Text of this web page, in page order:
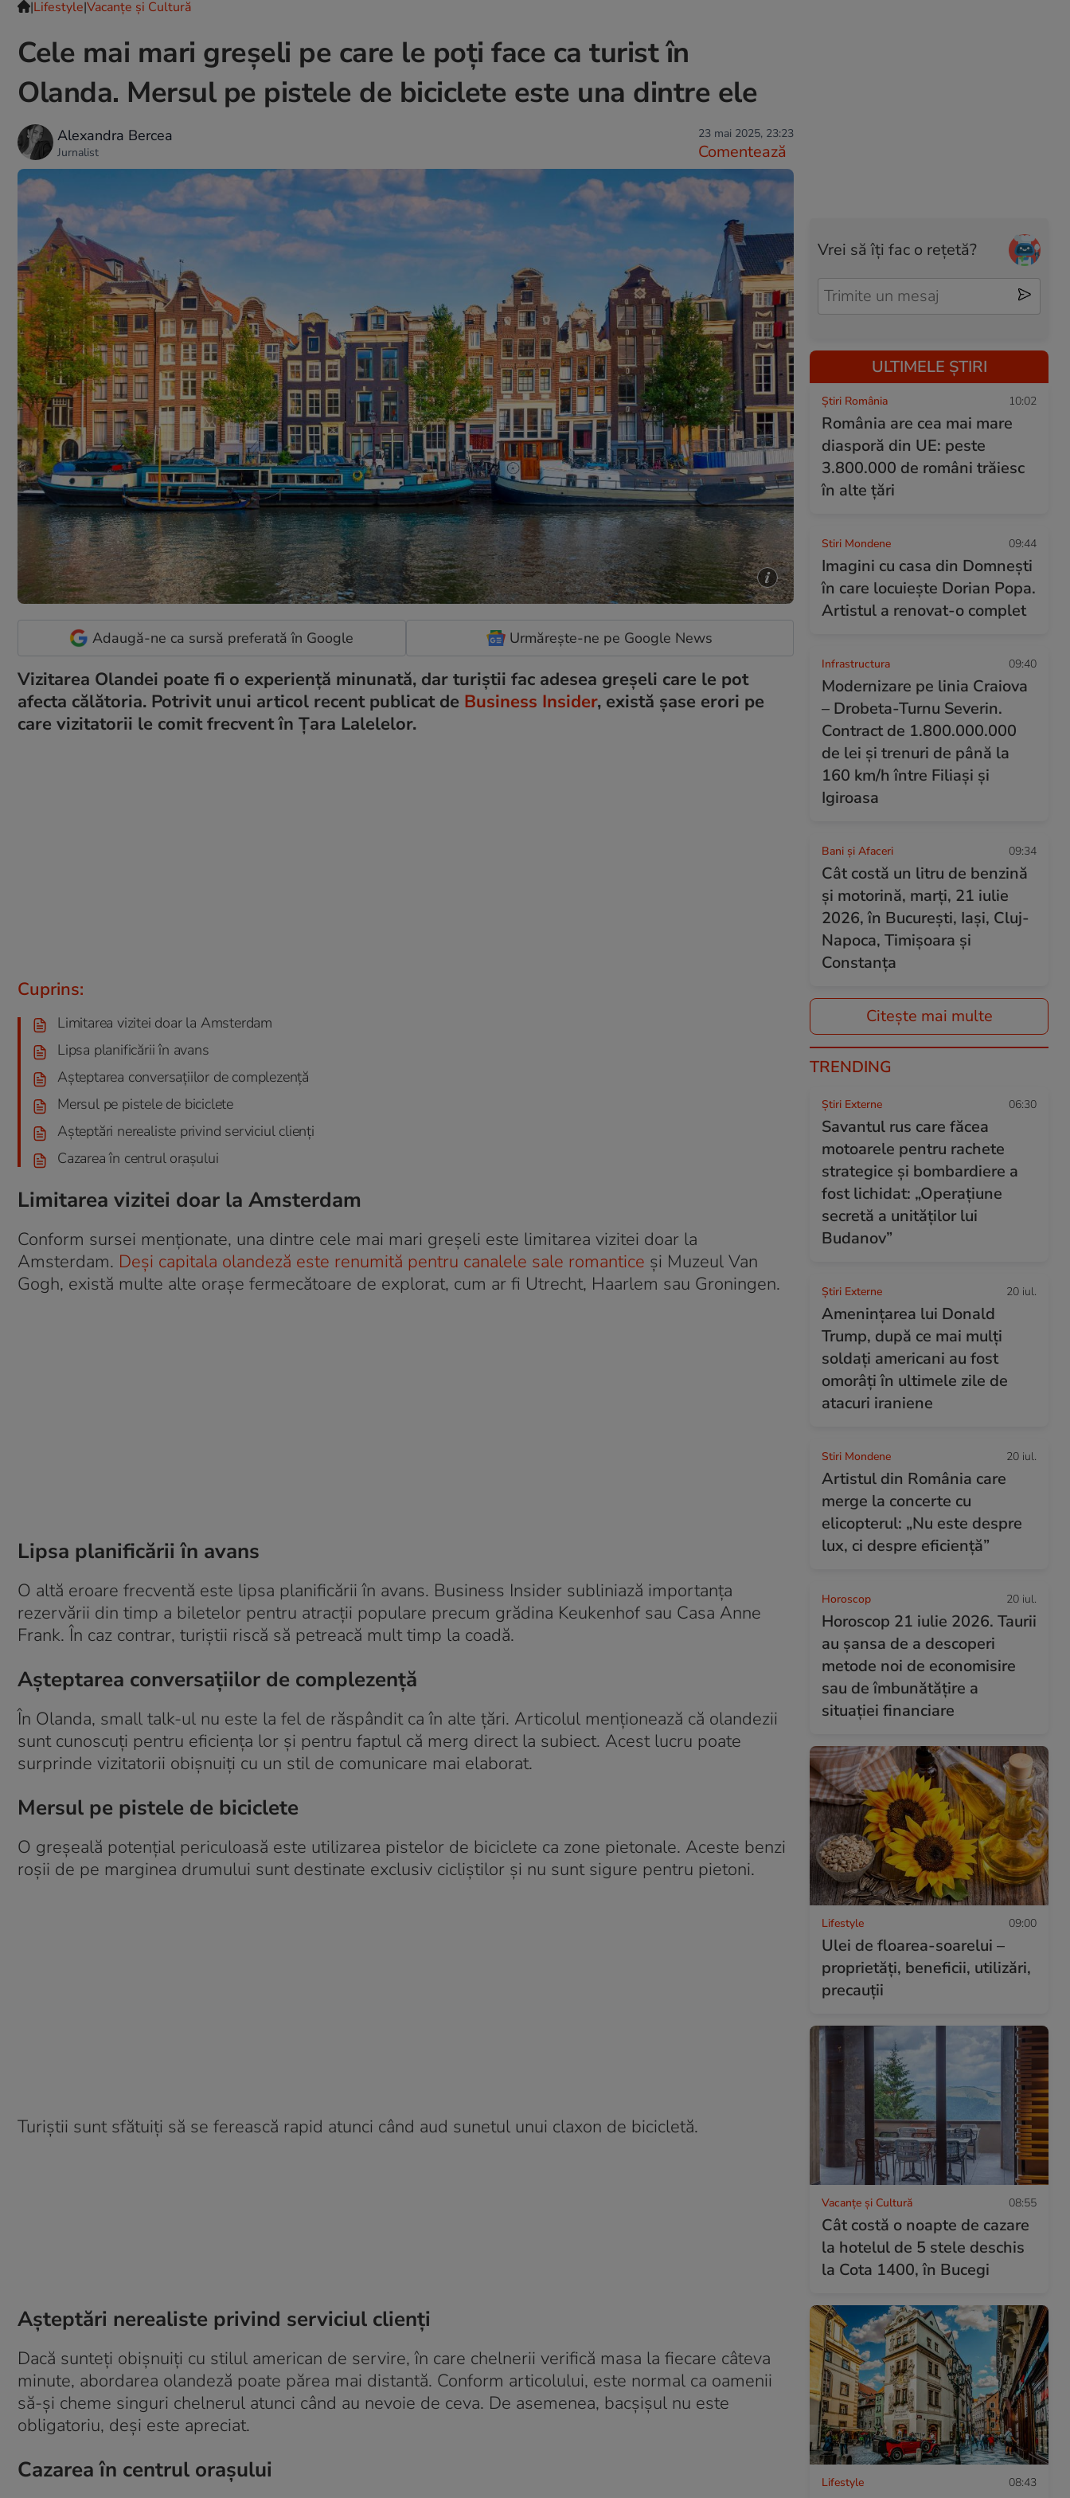
|Lifestyle|Vacanțe și Cultură
Cele mai mari greșeli pe care le poți face ca turist în
Olanda. Mersul pe pistele de biciclete este una dintre ele
Alexandra Bercea
Jurnalist
23 mai 2025, 23:23
Comentează
Adaugă-ne ca sursă preferată în Google Urmărește-ne pe Google News
Vizitarea Olandei poate fi o experiență minunată, dar turiștii fac adesea greșeli care le pot
afecta călătoria. Potrivit unui articol recent publicat de Business Insider, există șase erori pe
care vizitatorii le comit frecvent în Țara Lalelelor.
Cuprins:
Limitarea vizitei doar la Amsterdam
Lipsa planificării în avans
Așteptarea conversațiilor de complezență
Mersul pe pistele de biciclete
Așteptări nerealiste privind serviciul clienți
Cazarea în centrul orașului
Limitarea vizitei doar la Amsterdam
Conform sursei menționate, una dintre cele mai mari greșeli este limitarea vizitei doar la
Amsterdam. Deși capitala olandeză este renumită pentru canalele sale romantice și Muzeul Van
Gogh, există multe alte orașe fermecătoare de explorat, cum ar fi Utrecht, Haarlem sau Groningen.
Lipsa planificării în avans
O altă eroare frecventă este lipsa planificării în avans. Business Insider subliniază importanța
rezervării din timp a biletelor pentru atracții populare precum grădina Keukenhof sau Casa Anne
Frank. În caz contrar, turiștii riscă să petreacă mult timp la coadă.
Așteptarea conversațiilor de complezență
În Olanda, small talk-ul nu este la fel de răspândit ca în alte țări. Articolul menționează că olandezii
sunt cunoscuți pentru eficiența lor și pentru faptul că merg direct la subiect. Acest lucru poate
surprinde vizitatorii obișnuiți cu un stil de comunicare mai elaborat.
Mersul pe pistele de biciclete
O greșeală potențial periculoasă este utilizarea pistelor de biciclete ca zone pietonale. Aceste benzi
roșii de pe marginea drumului sunt destinate exclusiv cicliștilor și nu sunt sigure pentru pietoni.
Turiștii sunt sfătuiți să se ferească rapid atunci când aud sunetul unui claxon de bicicletă.
Așteptări nerealiste privind serviciul clienți
Dacă sunteți obișnuiți cu stilul american de servire, în care chelnerii verifică masa la fiecare câteva
minute, abordarea olandeză poate părea mai distantă. Conform articolului, este normal ca oamenii
să-și cheme singuri chelnerul atunci când au nevoie de ceva. De asemenea, bacșișul nu este
obligatoriu, deși este apreciat.
Cazarea în centrul orașului
Vrei să îți fac o rețetă?
ULTIMELE ȘTIRI
Știri România 10:02
România are cea mai mare
diasporă din UE: peste
3.800.000 de români trăiesc
în alte țări
Stiri Mondene 09:44
Imagini cu casa din Domnești
în care locuiește Dorian Popa.
Artistul a renovat-o complet
Infrastructura 09:40
Modernizare pe linia Craiova
– Drobeta-Turnu Severin.
Contract de 1.800.000.000
de lei și trenuri de până la
160 km/h între Filiași și
Igiroasa
Bani și Afaceri 09:34
Cât costă un litru de benzină
și motorină, marți, 21 iulie
2026, în București, Iași, Cluj-
Napoca, Timișoara și
Constanța
Citește mai multe
TRENDING
Știri Externe 06:30
Savantul rus care făcea
motoarele pentru rachete
strategice și bombardiere a
fost lichidat: „Operațiune
secretă a unităților lui
Budanov”
Știri Externe 20 iul.
Amenințarea lui Donald
Trump, după ce mai mulți
soldați americani au fost
omorâți în ultimele zile de
atacuri iraniene
Stiri Mondene 20 iul.
Artistul din România care
merge la concerte cu
elicopterul: „Nu este despre
lux, ci despre eficiență”
Horoscop 20 iul.
Horoscop 21 iulie 2026. Taurii
au șansa de a descoperi
metode noi de economisire
sau de îmbunătățire a
situației financiare
Lifestyle 09:00
Ulei de floarea-soarelui –
proprietăţi, beneficii, utilizări,
precauţii
Vacanțe și Cultură 08:55
Cât costă o noapte de cazare
la hotelul de 5 stele deschis
la Cota 1400, în Bucegi
Lifestyle 08:43